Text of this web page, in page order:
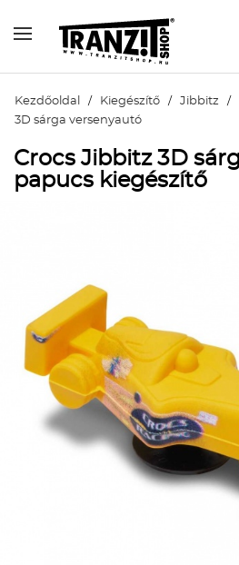
Kezdőoldal / Kiegészítő / Jibbitz /
3D sárga versenyautó
Crocs Jibbitz 3D
papucs kiegészítő